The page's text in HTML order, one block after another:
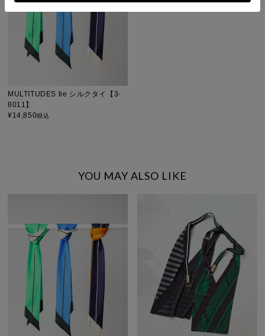
MULTITUDES tie シルクタイ【3-
8011】
¥14,850税込
YOU MAY ALSO LIKE